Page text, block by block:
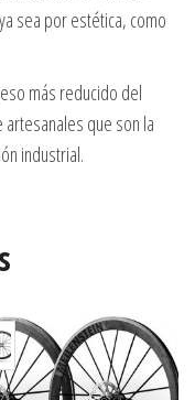
sea por estética, como
más reducido del
que son la
industrial.